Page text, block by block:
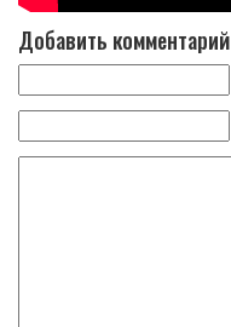
Добавить комментарий